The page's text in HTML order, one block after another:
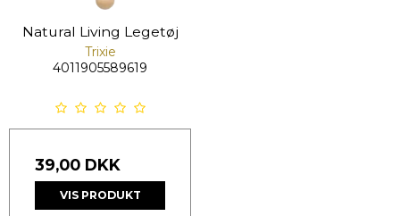
Natural Living Legetøj
Trixie
4011905589619
39,00 DKK
VIS PRODUKT